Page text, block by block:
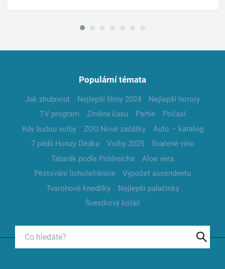
Populární témata
Jak zhubnout Nejlepší filmy 2024
Nejlepší horory
TV program
Změna času Partie
Počasí
Kdy budou volby
ZOO Nové začátky
Auto – katalog
7 pádů Honzy Dědka
Volby 2025
Svařené víno
Tatarák podle Pohlreicha
Aloe vera
Pěstování lichořeřišnice
Výpočet ascendentu
Tvarohové knedlíky
Nejlepší palačinky
Švestkový koláč